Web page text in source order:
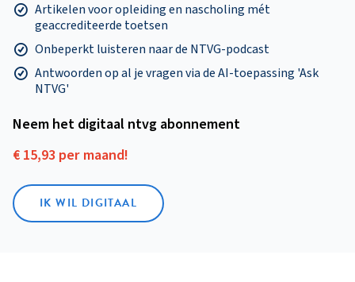
Artikelen voor opleiding en nascholing mét
geaccrediteerde toetsen
Onbeperkt luisteren naar de NTVG-podcast
Antwoorden op al je vragen via de AI-toepassing 'Ask
NTVG'
Neem het digitaal ntvg abonnement
€ 15,93 per maand!
IK WIL DIGITAAL